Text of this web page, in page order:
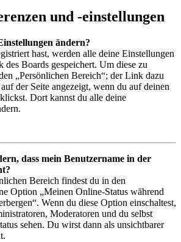
und -einstellungen
ändern?
hast, werden alle deine Einstellungen
des Boards gespeichert. Um diese zu
„Persönlichen Bereich“; der Link dazu
der Seite angezeigt, wenn du auf deinen
Dort kannst du alle deine
dass mein Benutzername in der
Bereich findest du in den
Option „Meinen Online-Status während
Wenn du diese Option einschaltest,
Moderatoren und du selbst
sehen. Du wirst dann als unsichtbarer